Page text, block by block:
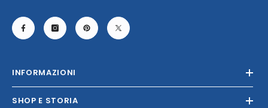
INFORMAZIONI
SHOP E STORIA